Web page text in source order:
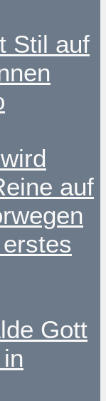
Stil auf
auf
Gott